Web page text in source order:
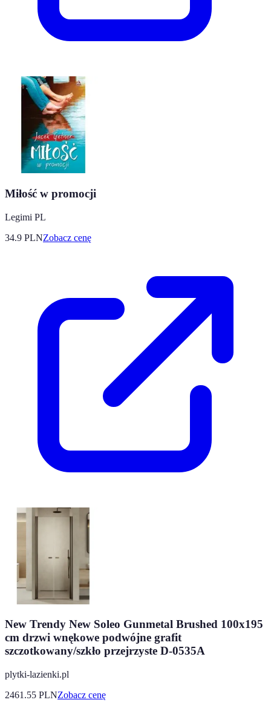
Miłość w promocji
Legimi PL
34.9 PLNZobacz cenę
New Trendy New Soleo Gunmetal Brushed 100x195
cm drzwi wnękowe podwójne grafit
szczotkowany/szkło przejrzyste D-0535A
plytki-lazienki.pl
2461.55 PLNZobacz cenę